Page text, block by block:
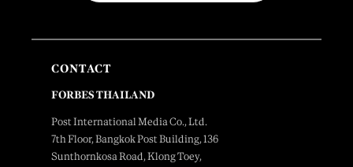
CONTACT
FORBES THAILAND
Post International Media Co., Ltd.
7th Floor, Bangkok Post Building, 136
Sunthornkosa Road, Klong Toey,